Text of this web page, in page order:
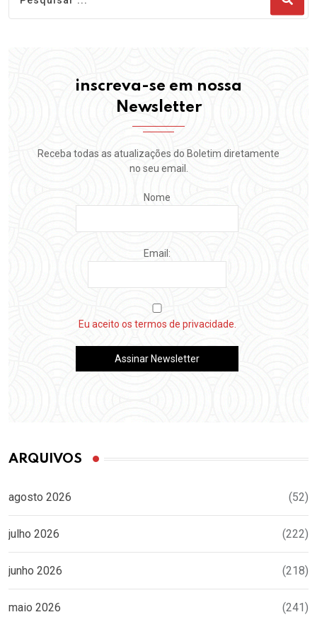
inscreva-se em nossa
Newsletter
Receba todas as atualizações do Boletim diretamente
no seu email.
Nome
Email:
Eu aceito os termos de privacidade.
ARQUIVOS
agosto 2026 (52)
julho 2026 (222)
junho 2026 (218)
maio 2026 (241)